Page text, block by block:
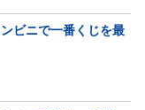
ビニで一番くじを最